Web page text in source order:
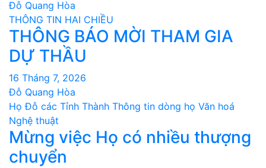
Đỗ Quang Hòa
THÔNG TIN HAI CHIỀU
THÔNG BÁO MỜI THAM GIA
DỰ THẦU
16 Tháng 7, 2026
Đỗ Quang Hòa
Họ Đỗ các Tỉnh Thành Thông tin dòng họ Văn hoá
Nghệ thuật
Mừng việc Họ có nhiều thượng
chuyển